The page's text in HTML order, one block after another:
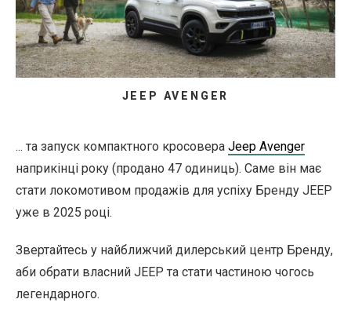
JEEP AVENGER
... та запуск компактного кросовера Jeep Avenger
наприкінці року (продано 47 одиниць). Саме він має
стати локомотивом продажів для успіху Бренду JEEP
уже в 2025 році.
Звертайтесь у найближчий дилерський центр Бренду,
аби обрати власний JEEP та стати частиною чогось
легендарного.